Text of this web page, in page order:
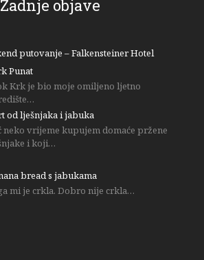
Zadnje objave
putovanje – Falkensteiner Hotel
Punat
Krk je bio moje omiljeno ljetno
od lješnjaka i jabuka
neko vrijeme kupujem domaće pržene
i koji…
bread s jabukama
mi je crkla. Dobro nije crkla…